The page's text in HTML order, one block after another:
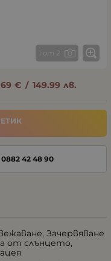
1 от 2
€ / 149.99 лв.
0882 42 48 90
Зачервяване
от слънцето,